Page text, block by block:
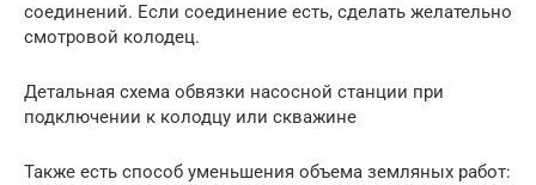
соединений. Если соединение есть, сделать желательно
смотровой колодец.
Детальная схема обвязки насосной станции при
подключении к колодцу или скважине
Также есть способ уменьшения объема земляных работ: